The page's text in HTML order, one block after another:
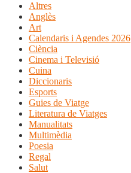
Altres
Anglès
Art
Calendaris i Agendes 2026
Ciència
Cinema i Televisió
Cuina
Diccionaris
Esports
Guies de Viatge
Literatura de Viatges
Manualitats
Multimèdia
Poesia
Regal
Salut